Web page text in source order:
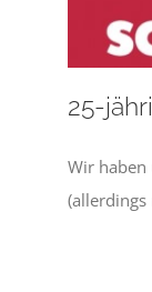
25-
Wir haben